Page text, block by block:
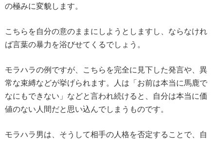
の極みに変貌します。
こちらを自分の意のままにしようとしますし、ならなけれ
ば言葉の暴力を浴びせてくるでしょう。
モラハラの例ですが、こちらを完全に見下した発言や、異
常な束縛などが挙げられます。人は「お前は本当に馬鹿で
なにもできない」などと言われ続けると、自分は本当に価
値のない人間だと思い込んでしまうものです。
モラハラ男は、そうして相手の人格を否定することで、自